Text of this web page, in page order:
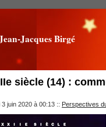
Jacques Birgé
siècle (14) :
juin 2020 à 00:13 :: Perspectives